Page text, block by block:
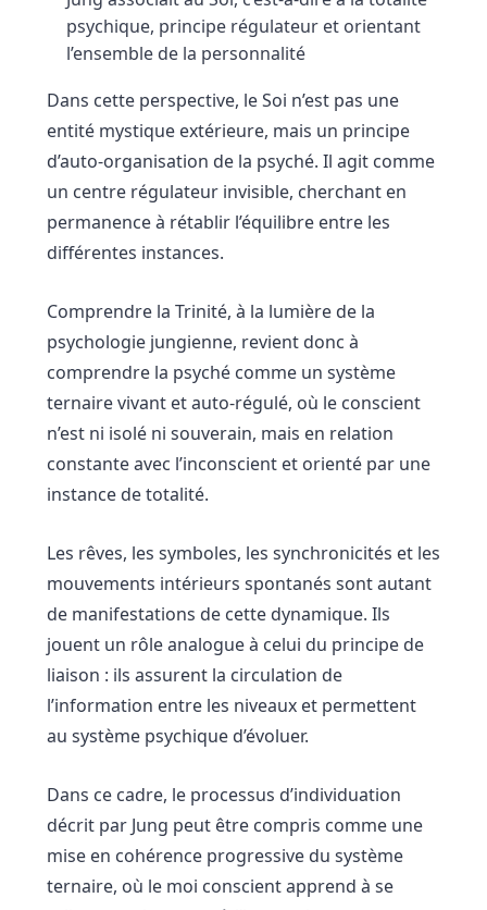
psychique, principe régulateur et orientant
l’ensemble de la personnalité
Dans cette perspective, le Soi n’est pas une
entité mystique extérieure, mais un principe
d’auto-organisation de la psyché. Il agit comme
un centre régulateur invisible, cherchant en
permanence à rétablir l’équilibre entre les
différentes instances.
Comprendre la Trinité, à la lumière de la
psychologie jungienne, revient donc à
comprendre la psyché comme un système
ternaire vivant et auto-régulé, où le conscient
n’est ni isolé ni souverain, mais en relation
constante avec l’inconscient et orienté par une
instance de totalité.
Les rêves, les symboles, les synchronicités et les
mouvements intérieurs spontanés sont autant
de manifestations de cette dynamique. Ils
jouent un rôle analogue à celui du principe de
liaison : ils assurent la circulation de
l’information entre les niveaux et permettent
au système psychique d’évoluer.
Dans ce cadre, le processus d’individuation
décrit par Jung peut être compris comme une
mise en cohérence progressive du système
ternaire, où le moi conscient apprend à se